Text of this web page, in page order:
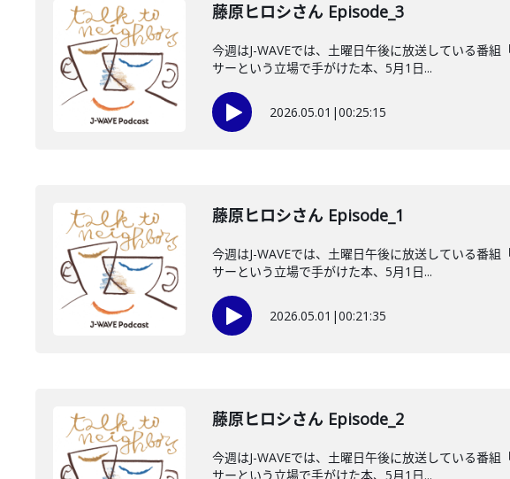
藤原ヒロシさん Episode_3
今週はJ-WAVEでは、土曜日午後に放送している番
サーという立場で手がけた本、5月1日...
2026.05.01 |00:25:15
藤原ヒロシさん Episode_1
今週はJ-WAVEでは、土曜日午後に放送している番
サーという立場で手がけた本、5月1日...
2026.05.01 |00:21:35
藤原ヒロシさん Episode_2
今週はJ-WAVEでは、土曜日午後に放送している番
サーという立場で手がけた本、5月1日...